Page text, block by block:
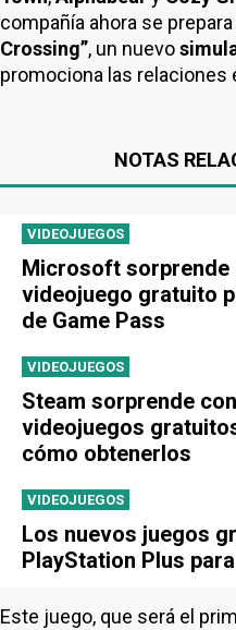
compañía ahora se
Crossing”, un nuevo
promociona las relaciones
NOTAS
VIDEOJUEGOS
Microsoft sorprende
videojuego gratuito
de Game Pass
VIDEOJUEGOS
Steam sorprende
videojuegos
cómo obtenerlos
VIDEOJUEGOS
Los nuevos juegos
PlayStation Plus
Este juego, que será el